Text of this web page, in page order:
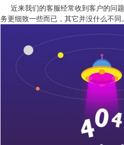
近来我们的客服经常收到客户的问
务更细致一些而已，其它并没什么不同